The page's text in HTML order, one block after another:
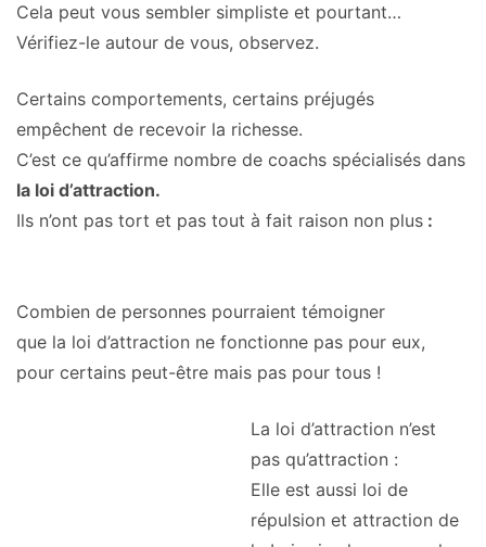
Cela peut vous sembler simpliste et pourtant…
Vérifiez-le autour de vous, observez.
Certains comportements, certains préjugés
empêchent de recevoir la richesse.
C’est ce qu’affirme nombre de coachs spécialisés dans
la loi d’attraction.
Ils n’ont pas tort et pas tout à fait raison non plus :
Combien de personnes pourraient témoigner
que la loi d’attraction ne fonctionne pas pour eux,
pour certains peut-être mais pas pour tous !
La loi d’attraction n’est
pas qu’attraction :
Elle est aussi loi de
répulsion et attraction de